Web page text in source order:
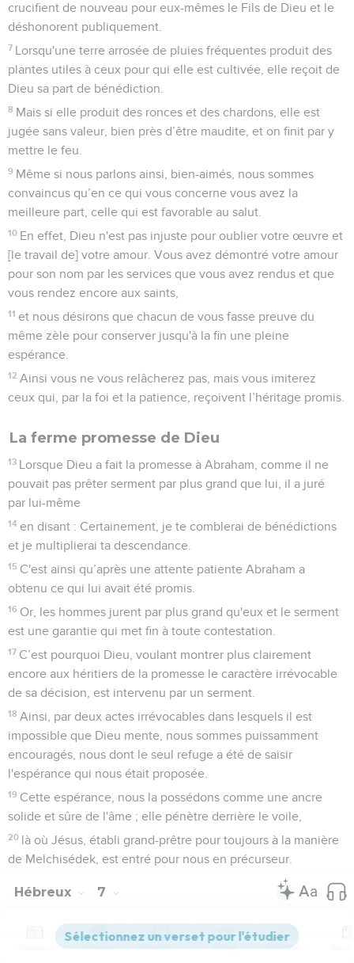
crucifient de nouveau pour eux-mêmes le Fils de Dieu et le
déshonorent publiquement.
7 Lorsqu'une terre arrosée de pluies fréquentes produit des
plantes utiles à ceux pour qui elle est cultivée, elle reçoit de
Dieu sa part de bénédiction.
8 Mais si elle produit des ronces et des chardons, elle est
jugée sans valeur, bien près d’être maudite, et on finit par y
mettre le feu.
9 Même si nous parlons ainsi, bien-aimés, nous sommes
convaincus qu’en ce qui vous concerne vous avez la
meilleure part, celle qui est favorable au salut.
10 En effet, Dieu n'est pas injuste pour oublier votre œuvre et
[le travail de] votre amour. Vous avez démontré votre amour
pour son nom par les services que vous avez rendus et que
vous rendez encore aux saints,
11 et nous désirons que chacun de vous fasse preuve du
même zèle pour conserver jusqu'à la fin une pleine
espérance.
12 Ainsi vous ne vous relâcherez pas, mais vous imiterez
ceux qui, par la foi et la patience, reçoivent l’héritage promis.
La ferme promesse de Dieu
13 Lorsque Dieu a fait la promesse à Abraham, comme il ne
pouvait pas prêter serment par plus grand que lui, il a juré
par lui-même
14 en disant : Certainement, je te comblerai de bénédictions
et je multiplierai ta descendance.
15 C'est ainsi qu’après une attente patiente Abraham a
obtenu ce qui lui avait été promis.
16 Or, les hommes jurent par plus grand qu'eux et le serment
est une garantie qui met fin à toute contestation.
17 C’est pourquoi Dieu, voulant montrer plus clairement
encore aux héritiers de la promesse le caractère irrévocable
de sa décision, est intervenu par un serment.
18 Ainsi, par deux actes irrévocables dans lesquels il est
impossible que Dieu mente, nous sommes puissamment
encouragés, nous dont le seul refuge a été de saisir
l'espérance qui nous était proposée.
19 Cette espérance, nous la possédons comme une ancre
solide et sûre de l'âme ; elle pénètre derrière le voile,
20 là où Jésus, établi grand-prêtre pour toujours à la manière
de Melchisédek, est entré pour nous en précurseur.
Hébreux 7
Versions Commentaires Strong